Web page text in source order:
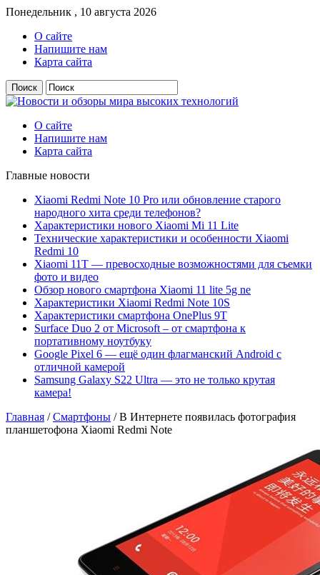
Понедельник , 10 августа 2026
О сайте
Напишите нам
Карта сайта
О сайте
Напишите нам
Карта сайта
Главные новости
Xiaomi Redmi Note 10 Pro или обновление старого
народного хита среди телефонов?
Характеристики нового Xiaomi Mi 11 Lite
Технические характеристики и особенности Xiaomi
Redmi 10
Xiaomi 11T — превосходные возможностями для съемки
фото и видео
Обзор нового смартфона Xiaomi 11 lite 5g ne
Характеристики Xiaomi Redmi Note 10S
Характеристики смартфона OnePlus 9T
Surface Duo 2 от Microsoft – от смартфона к
портативному ноутбуку
Google Pixel 6 — ещё один флагманский Android с
отличной камерой
Samsung Galaxy S22 Ultra — это не только крутая
камера!
Главная /Смартфоны /В Интернете появилась фотография
планшетофона Xiaomi Redmi Note